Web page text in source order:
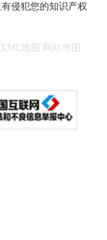
侵犯您的知识产权
XML地图
网站地图